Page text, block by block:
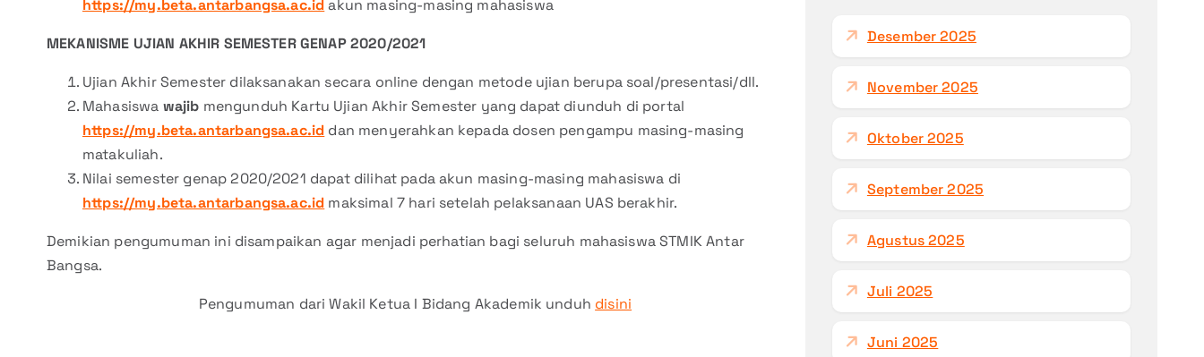
https://my.beta.antarbangsa.ac.idakun masing-masing mahasiswa
MEKANISME UJIAN AKHIR SEMESTER GENAP 2020/2021
Ujian Akhir Semester dilaksanakan secara online dengan metode ujian berupa soal/presentasi/dll.
Mahasiswa wajib mengunduh Kartu Ujian Akhir Semester yang dapat diunduh di portal
https://my.beta.antarbangsa.ac.id dan menyerahkan kepada dosen pengampu masing-masing
matakuliah.
Nilai semester genap 2020/2021 dapat dilihat pada akun masing-masing mahasiswa di
https://my.beta.antarbangsa.ac.id maksimal 7 hari setelah pelaksanaan UAS berakhir.
Demikian pengumuman ini disampaikan agar menjadi perhatian bagi seluruh mahasiswa STMIK Antar
Bangsa.
Pengumuman dari Wakil Ketua I Bidang Akademik unduh disini
Desember 2025
November 2025
Oktober 2025
September 2025
Agustus 2025
Juli 2025
Juni 2025